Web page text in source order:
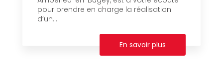
pour prendre en charge la réalisation
d’un...
En savoir plus